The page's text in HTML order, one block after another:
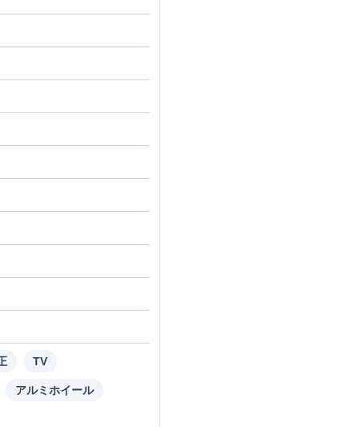
TV
アルミホイール